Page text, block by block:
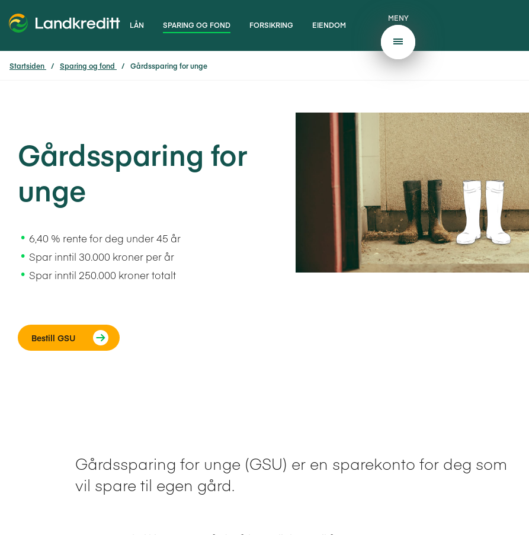
LÅN SPARING OG FOND FORSIKRING EIENDOM
MENY
Startsiden Sparing og fond Gårdssparing for unge
Gårdssparing for
unge
6,40 % rente for deg under 45 år
Spar inntil 30.000 kroner per år
Spar inntil 250.000 kroner totalt
Bestill GSU
Gårdssparing for unge (GSU) er en sparekonto for deg som
vil spare til egen gård.